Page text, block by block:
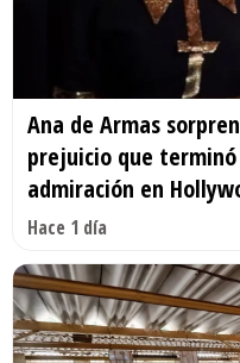
Ana de Armas
prejuicio que
admiración en
Hace 1 día